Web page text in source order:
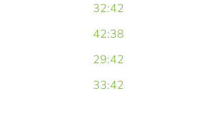
32:42
42:38
29:42
33:42